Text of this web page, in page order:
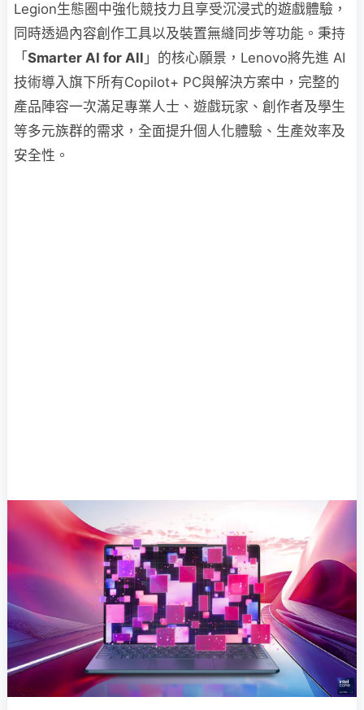
Legion生態圈中強化競技力且享受沉浸式的遊戲體驗，
同時透過內容創作工具以及裝置無縫同步等功能。秉持
「 Smarter AI for All 」的核心願景，Lenovo將先進 AI
技術導入旗下所有Copilot+ PC與解決方案中，完整的
產品陣容一次滿足專業人士、遊戲玩家、創作者及學生
等多元族群的需求，全面提升個人化體驗、生產效率及
安全性。